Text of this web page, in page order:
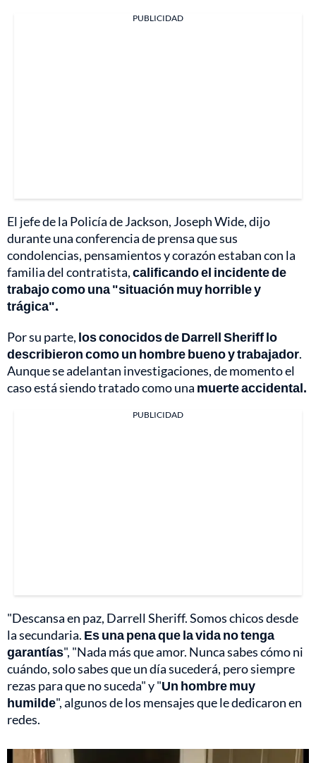
PUBLICIDAD
El jefe de la Policía de Jackson, Joseph Wide, dijo
durante una conferencia de prensa que sus
condolencias, pensamientos y corazón estaban con la
familia del contratista,calificando el incidente de
trabajo como una "situación muy horrible y
trágica".
Por su parte, los conocidos de Darrell Sheriff lo
describieron como un hombre bueno y trabajador.
Aunque se adelantan investigaciones, de momento el
caso está siendo tratado como una muerte accidental.
PUBLICIDAD
"Descansa en paz, Darrell Sheriff. Somos chicos desde
la secundaria. Es una pena que la vida no tenga
garantías", "Nada más que amor. Nunca sabes cómo ni
cuándo, solo sabes que un día sucederá, pero siempre
rezas para que no suceda" y "Un hombre muy
humilde", algunos de los mensajes que le dedicaron en
redes.